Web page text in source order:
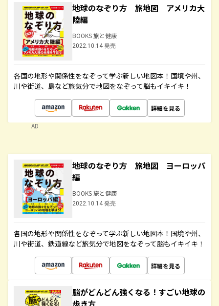
地球のなぞり方 旅地図 アメリカ大
陸編
BOOKS 旅と健康
2022.10.14 発売
各国の地形や関係性をなぞって学ぶ新しい地図本！国境や州、
川や街道、島など旅気分で地図をなぞって脳もイキイキ！
詳細を見る
AD
地球のなぞり方 旅地図 ヨーロッパ
編
BOOKS 旅と健康
2022.10.14 発売
各国の地形や関係性をなぞって学ぶ新しい地図本！国境や州、
川や街道、鉄道線など旅気分で地図をなぞって脳もイキイキ！
詳細を見る
脳がどんどん強くなる！すごい地球の
歩き方